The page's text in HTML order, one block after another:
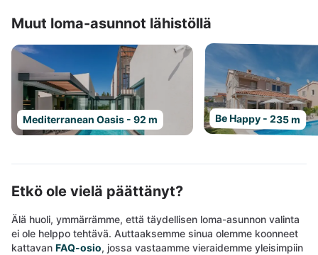
Muut loma-asunnot lähistöllä
Mediterranean Oasis - 92 m Be Happy - 235 m
Etkö ole vielä päättänyt?
Älä huoli, ymmärrämme, että täydellisen loma-asunnon valinta
ei ole helppo tehtävä. Auttaaksemme sinua olemme koonneet
kattavan FAQ-osio, jossa vastaamme vieraidemme yleisimpiin